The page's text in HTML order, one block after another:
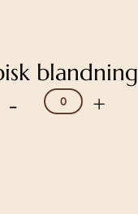
blandning
- +